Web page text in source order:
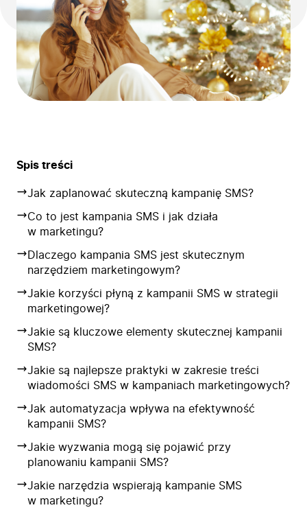
Spis treści
Jak zaplanować skuteczną kampanię SMS?
Co to jest kampania SMS i jak działa
w marketingu?
Dlaczego kampania SMS jest skutecznym
narzędziem marketingowym?
Jakie korzyści płyną z kampanii SMS w strategii
marketingowej?
Jakie są kluczowe elementy skutecznej kampanii
SMS?
Jakie są najlepsze praktyki w zakresie treści
wiadomości SMS w kampaniach marketingowych?
Jak automatyzacja wpływa na efektywność
kampanii SMS?
Jakie wyzwania mogą się pojawić przy
planowaniu kampanii SMS?
Jakie narzędzia wspierają kampanie SMS
w marketingu?